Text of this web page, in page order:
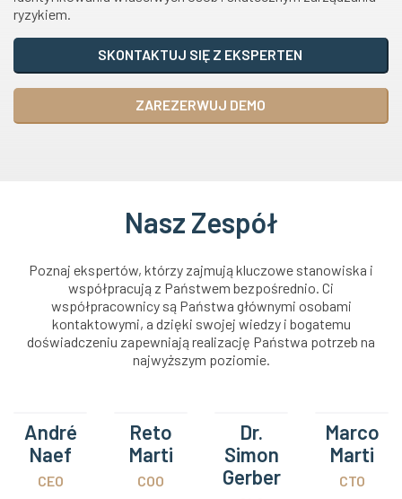
ryzykiem.
SKONTAKTUJ SIĘ Z EKSPERTEN
ZAREZERWUJ DEMO
Nasz Zespół
Poznaj ekspertów, którzy zajmują kluczowe stanowiska i
współpracują z Państwem bezpośrednio. Ci
współpracownicy są Państwa głównymi osobami
kontaktowymi, a dzięki swojej wiedzy i bogatemu
doświadczeniu zapewniają realizację Państwa potrzeb na
najwyższym poziomie.
André
Naef
CEO
Reto
Marti
COO
Dr.
Simon
Gerber
Marco
Marti
CTO